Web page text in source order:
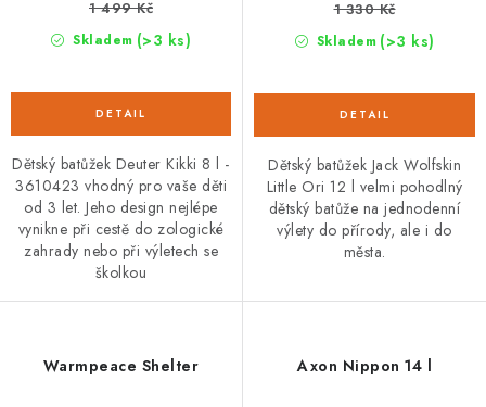
Skladem (>3 ks)
1 499 Kč
Dětský batůžek Deuter Kikki 8 l -
3610423 vhodný pro vaše děti
od 3 let. Jeho design nejlépe
vynikne při cestě do zologické
zahrady nebo při výletech se
školkou
Skladem (>3 ks)
1 330 Kč
Dětský batůžek Jack Wolfskin
Little Ori 12 l velmi pohodlný
dětský batůže na jednodenní
výlety do přírody, ale i do
města.
Warmpeace Shelter Axon Nippon 14 l